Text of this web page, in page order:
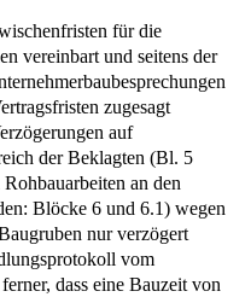
für die
vereinbart und seitens der
zugesagt
auf
der Beklagten (Bl. 5
an den
Blöcke 6 und 6.1) wegen
nur verzögert
vom
dass eine Bauzeit von